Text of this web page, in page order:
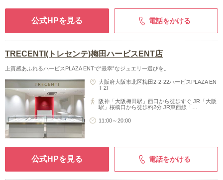
公式HPを見る 電話をかける
TRECENTI(トレセンテ)梅田ハービスENT店
上質感あふれるハービスPLAZA ENTで“最幸”なジュエリー選びを。
大阪府大阪市北区梅田2-2-22ハービスPLAZA EN
T 2F
阪神「大阪梅田駅」西口から徒歩すぐ JR「大阪
駅」桜橋口から徒歩約2分 JR東西線「…
11:00～20:00
公式HPを見る 電話をかける